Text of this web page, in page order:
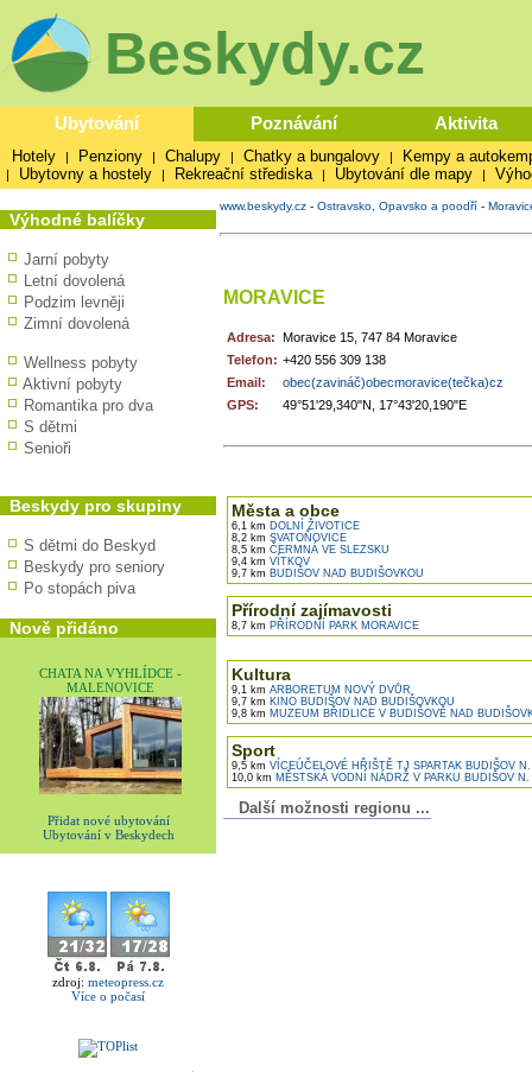
Beskydy.cz
Ubytování Poznávání Aktivita
Hotely | Penziony | Chalupy | Chatky a bungalovy | Kempy a
| Ubytovny a hostely | Rekreační střediska | Ubytování dle mapy |
Výhodné balíčky
Jarní pobyty
Letní dovolená
Podzim levněji
Zimní dovolená
Wellness pobyty
Aktivní pobyty
Romantika pro dva
S dětmi
Senioři
Beskydy pro skupiny
S dětmi do Beskyd
Beskydy pro seniory
Po stopách piva
Nově přidáno
CHATA NA VYHLÍDCE -
MALENOVICE
Přidat nové ubytování
Ubytování v Beskydech
zdroj: meteopress.cz
Více o počasí
www.beskydy.cz - Ostravsko, Opavsko a poodří -
MORAVICE
Adresa: Moravice 15, 747 84 Moravice
Telefon: +420 556 309 138
Email:
obec(zavináč)obecmoravice(tečka)cz
GPS:
49°51'29,340"N, 17°43'20,190"E
Města a obce
6,1 km DOLNÍ ŽIVOTICE
8,2 km SVATOŇOVICE
8,5 km ČERMNÁ VE SLEZSKU
9,4 km VÍTKOV
9,7 km BUDIŠOV NAD BUDIŠOVKOU
Přírodní zajímavosti
8,7 km PŘÍRODNÍ PARK MORAVICE
Kultura
9,1 km ARBORETUM NOVÝ DVŮR
9,7 km KINO BUDIŠOV NAD BUDIŠOVKOU
9,8 km MUZEUM BŘIDLICE V BUDIŠOVĚ NAD
Sport
9,5 km VÍCEÚČELOVÉ HŘIŠTĚ TJ SPARTAK BUDIŠOV
10,0 km MĚSTSKÁ VODNÍ NÁDRŽ V PARKU BUDIŠOV N.
Další možnosti regionu ...